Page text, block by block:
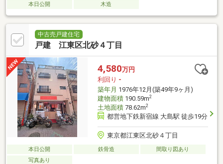
本日公開 木造
中古売戸建住宅
戸建 江東区北砂４丁目
4,580万円
利回り -
築年月 1976年12月(築49年9ヶ月)
建物面積190.59m2
土地面積78.62m2
都営地下鉄新宿線 大島駅 徒歩19分
東京都江東区北砂４丁目
本日公開 鉄骨造
間取り図あり
写真あり